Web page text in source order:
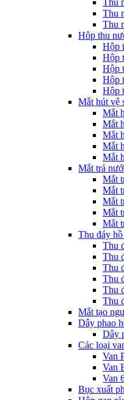
Thu
Thu
Thu
Hôp thu
Hộp
Hộp
Hộp
Hộp
Hộp
Mắt hút vệ
Mắt
Mắt
Mắt
Mắt
Mắt
Mắt trả
Mắt
Mắt
Mắt
Mắt
Mắt
Thu đáy
Thu
Thu
Thu
Thu
Thu
Thu
Mắt tạo
Dây phao
Dây
Các loại
Van
Van
Van
Bục xuất